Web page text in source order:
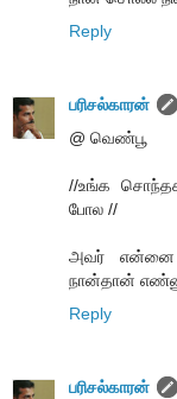
Reply
பரிசல்காரன்
@ வெண்பூ
//உங்க
போல //
அவர் என்னை
நான்தான்
Reply
பரிசல்காரன்